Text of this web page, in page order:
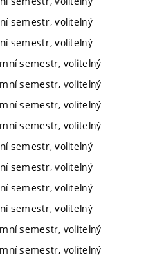
semestr, volitelný
semestr, volitelný
semestr, volitelný
semestr, volitelný
semestr, volitelný
semestr, volitelný
semestr, volitelný
semestr, volitelný
semestr, volitelný
semestr, volitelný
semestr, volitelný
semestr, volitelný